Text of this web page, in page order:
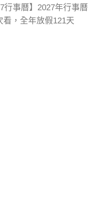
行事曆】2027年行事
看，全年放假121天